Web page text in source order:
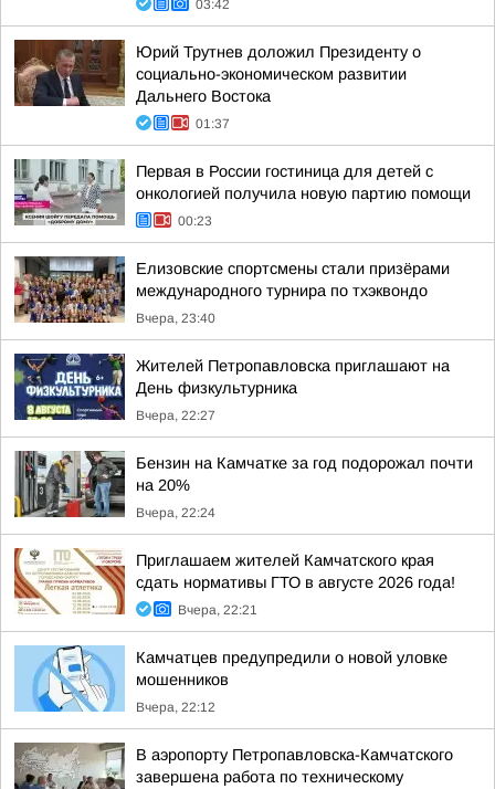
03:42
Юрий Трутнев доложил Президенту о
социально-экономическом развитии
Дальнего Востока
01:37
Первая в России гостиница для детей с
онкологией получила новую партию помощи
00:23
Елизовские спортсмены стали призёрами
международного турнира по тхэквондо
Вчера, 23:40
Жителей Петропавловска приглашают на
День физкультурника
Вчера, 22:27
Бензин на Камчатке за год подорожал почти
на 20%
Вчера, 22:24
Приглашаем жителей Камчатского края
сдать нормативы ГТО в августе 2026 года!
Вчера, 22:21
Камчатцев предупредили о новой уловке
мошенников
Вчера, 22:12
В аэропорту Петропавловска-Камчатского
завершена работа по техническому